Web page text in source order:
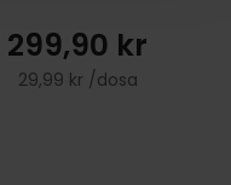
299,90 kr
29,99 kr /dosa